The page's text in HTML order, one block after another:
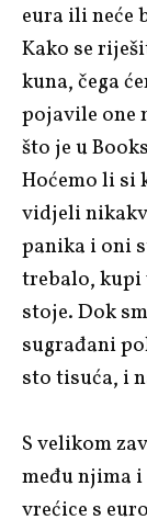
eura ili neće
Kako se
kuna, čega
pojavile one
što je u
Hoćemo li si
vidjeli
panika i oni
trebalo, kupi
stoje. Dok
sugrađani
sto tisuća, i
S velikom
među njima
vrećice s